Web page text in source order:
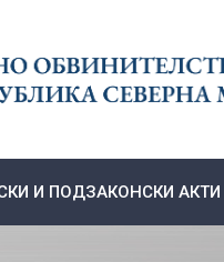
И ПОДЗАКОНСКИ АКТИ